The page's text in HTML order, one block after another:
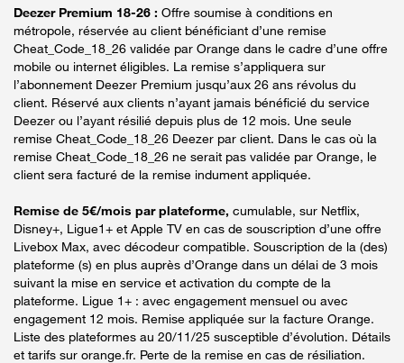
Deezer Premium 18-26 : Offre soumise à conditions en
métropole, réservée au client bénéficiant d’une remise
Cheat_Code_18_26 validée par Orange dans le cadre d’une offre
mobile ou internet éligibles. La remise s’appliquera sur
l’abonnement Deezer Premium jusqu’aux 26 ans révolus du
client. Réservé aux clients n’ayant jamais bénéficié du service
Deezer ou l’ayant résilié depuis plus de 12 mois. Une seule
remise Cheat_Code_18_26 Deezer par client. Dans le cas où la
remise Cheat_Code_18_26 ne serait pas validée par Orange, le
client sera facturé de la remise indument appliquée.
Remise de 5€/mois par plateforme, cumulable, sur Netflix,
Disney+, Ligue1+ et Apple TV en cas de souscription d’une offre
Livebox Max, avec décodeur compatible. Souscription de la (des)
plateforme (s) en plus auprès d’Orange dans un délai de 3 mois
suivant la mise en service et activation du compte de la
plateforme. Ligue 1+ : avec engagement mensuel ou avec
engagement 12 mois. Remise appliquée sur la facture Orange.
Liste des plateformes au 20/11/25 susceptible d’évolution. Détails
et tarifs sur orange.fr. Perte de la remise en cas de résiliation.